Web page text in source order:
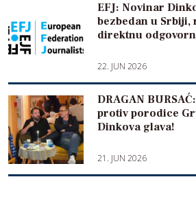
EFJ: Novinar
bezbedan u Srbiji,
direktnu
22. JUN 2026
DRAGAN
protiv porodice
Dinkova glava!
21. JUN 2026